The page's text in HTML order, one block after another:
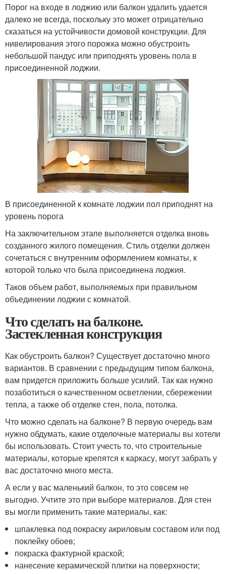
Порог на входе в лоджию или балкон удалить удается
далеко не всегда, поскольку это может отрицательно
сказаться на устойчивости домовой конструкции. Для
нивелирования этого порожка можно обустроить
небольшой пандус или приподнять уровень пола в
присоединенной лоджии.
В присоединенной к комнате лоджии пол приподнят на
уровень порога
На заключительном этапе выполняется отделка вновь
созданного жилого помещения. Стиль отделки должен
сочетаться с внутренним оформлением комнаты, к
которой только что была присоединена лоджия.
Таков объем работ, выполняемых при правильном
объединении лоджии с комнатой.
Что сделать на балконе.
Застекленная конструкция
Как обустроить балкон? Существует достаточно много
вариантов. В сравнении с предыдущим типом балкона,
вам придется приложить больше усилий. Так как нужно
позаботиться о качественном осветлении, сбережении
тепла, а также об отделке стен, пола, потолка.
Что можно сделать на балконе? В первую очередь вам
нужно обдумать, какие отделочные материалы вы хотели
бы использовать. Стоит учесть то, что строительные
материалы, которые крепятся к каркасу, могут забрать у
вас достаточно много места.
А если у вас маленький балкон, то это совсем не
выгодно. Учтите это при выборе материалов. Для стен
вы могли применить такие материалы, как:
шпаклевка под покраску акриловым составом или под
поклейку обоев;
покраска фактурной краской;
нанесение керамической плитки на поверхности;